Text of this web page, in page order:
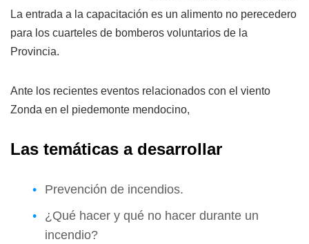
La entrada a la capacitación es un alimento no perecedero
para los cuarteles de bomberos voluntarios de la
Provincia.
Ante los recientes eventos relacionados con el viento
Zonda en el piedemonte mendocino,
Las temáticas a desarrollar
Prevención de incendios.
¿Qué hacer y qué no hacer durante un
incendio?